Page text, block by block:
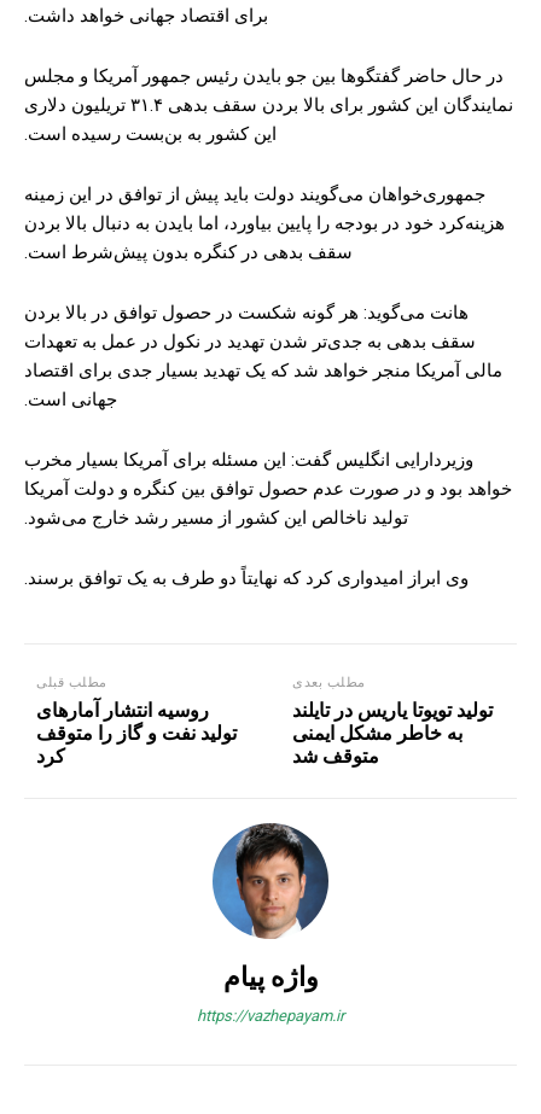
برای اقتصاد جهانی خواهد داشت.
در حال حاضر گفتگوها بین جو بایدن رئیس جمهور آمریکا و مجلس
نمایندگان این کشور برای بالا بردن سقف بدهی ۳۱.۴ تریلیون دلاری
این کشور به بن‌بست رسیده است.
جمهوری‌خواهان می‌گویند دولت باید پیش از توافق در این زمینه
هزینه‌کرد خود در بودجه را پایین بیاورد، اما بایدن به دنبال بالا بردن
سقف بدهی در کنگره بدون پیش‌شرط است.
هانت می‌گوید: هر گونه شکست در حصول توافق در بالا بردن
سقف بدهی به جدی‌تر شدن تهدید در نکول در عمل به تعهدات
مالی آمریکا منجر خواهد شد که یک تهدید بسیار جدی برای اقتصاد
جهانی است.
وزیردارایی انگلیس گفت: این مسئله برای آمریکا بسیار مخرب
خواهد بود و در صورت عدم حصول توافق بین کنگره و دولت آمریکا
تولید ناخالص این کشور از مسیر رشد خارج می‌شود.
وی ابراز امیدواری کرد که نهایتاً دو طرف به یک توافق برسند.
مطلب قبلی
روسیه انتشار آمارهای
تولید نفت و گاز را متوقف
کرد
مطلب بعدی
تولید تویوتا یاریس در تایلند
به خاطر مشکل ایمنی
متوقف شد
واژه پیام
https://vazhepayam.ir